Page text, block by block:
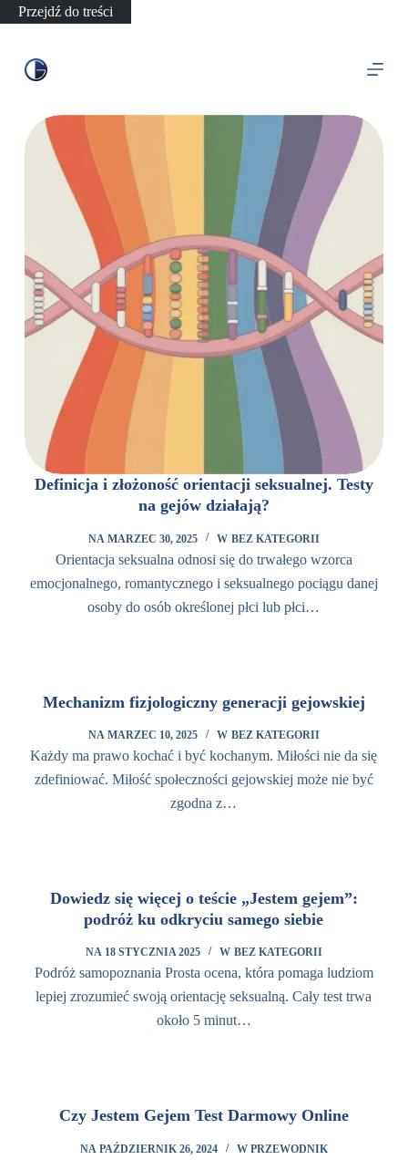
Przejdź do treści
Definicja i złożoność orientacji seksualnej. Testy
na gejów działają?
NA MARZEC 30, 2025 W BEZ KATEGORII
Orientacja seksualna odnosi się do trwałego wzorca
emocjonalnego, romantycznego i seksualnego pociągu danej
osoby do osób określonej płci lub płci…
Mechanizm fizjologiczny generacji gejowskiej
NA MARZEC 10, 2025 W BEZ KATEGORII
Każdy ma prawo kochać i być kochanym. Miłości nie da się
zdefiniować. Miłość społeczności gejowskiej może nie być
zgodna z…
Dowiedz się więcej o teście „Jestem gejem”:
podróż ku odkryciu samego siebie
NA 18 STYCZNIA 2025 W BEZ KATEGORII
Podróż samopoznania Prosta ocena, która pomaga ludziom
lepiej zrozumieć swoją orientację seksualną. Cały test trwa
około 5 minut…
Czy Jestem Gejem Test Darmowy Online
NA PAŹDZIERNIK 26, 2024 W PRZEWODNIK